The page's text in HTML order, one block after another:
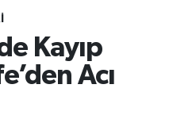
Kayıp
Acı